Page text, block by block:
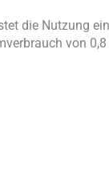
die Nutzung
von